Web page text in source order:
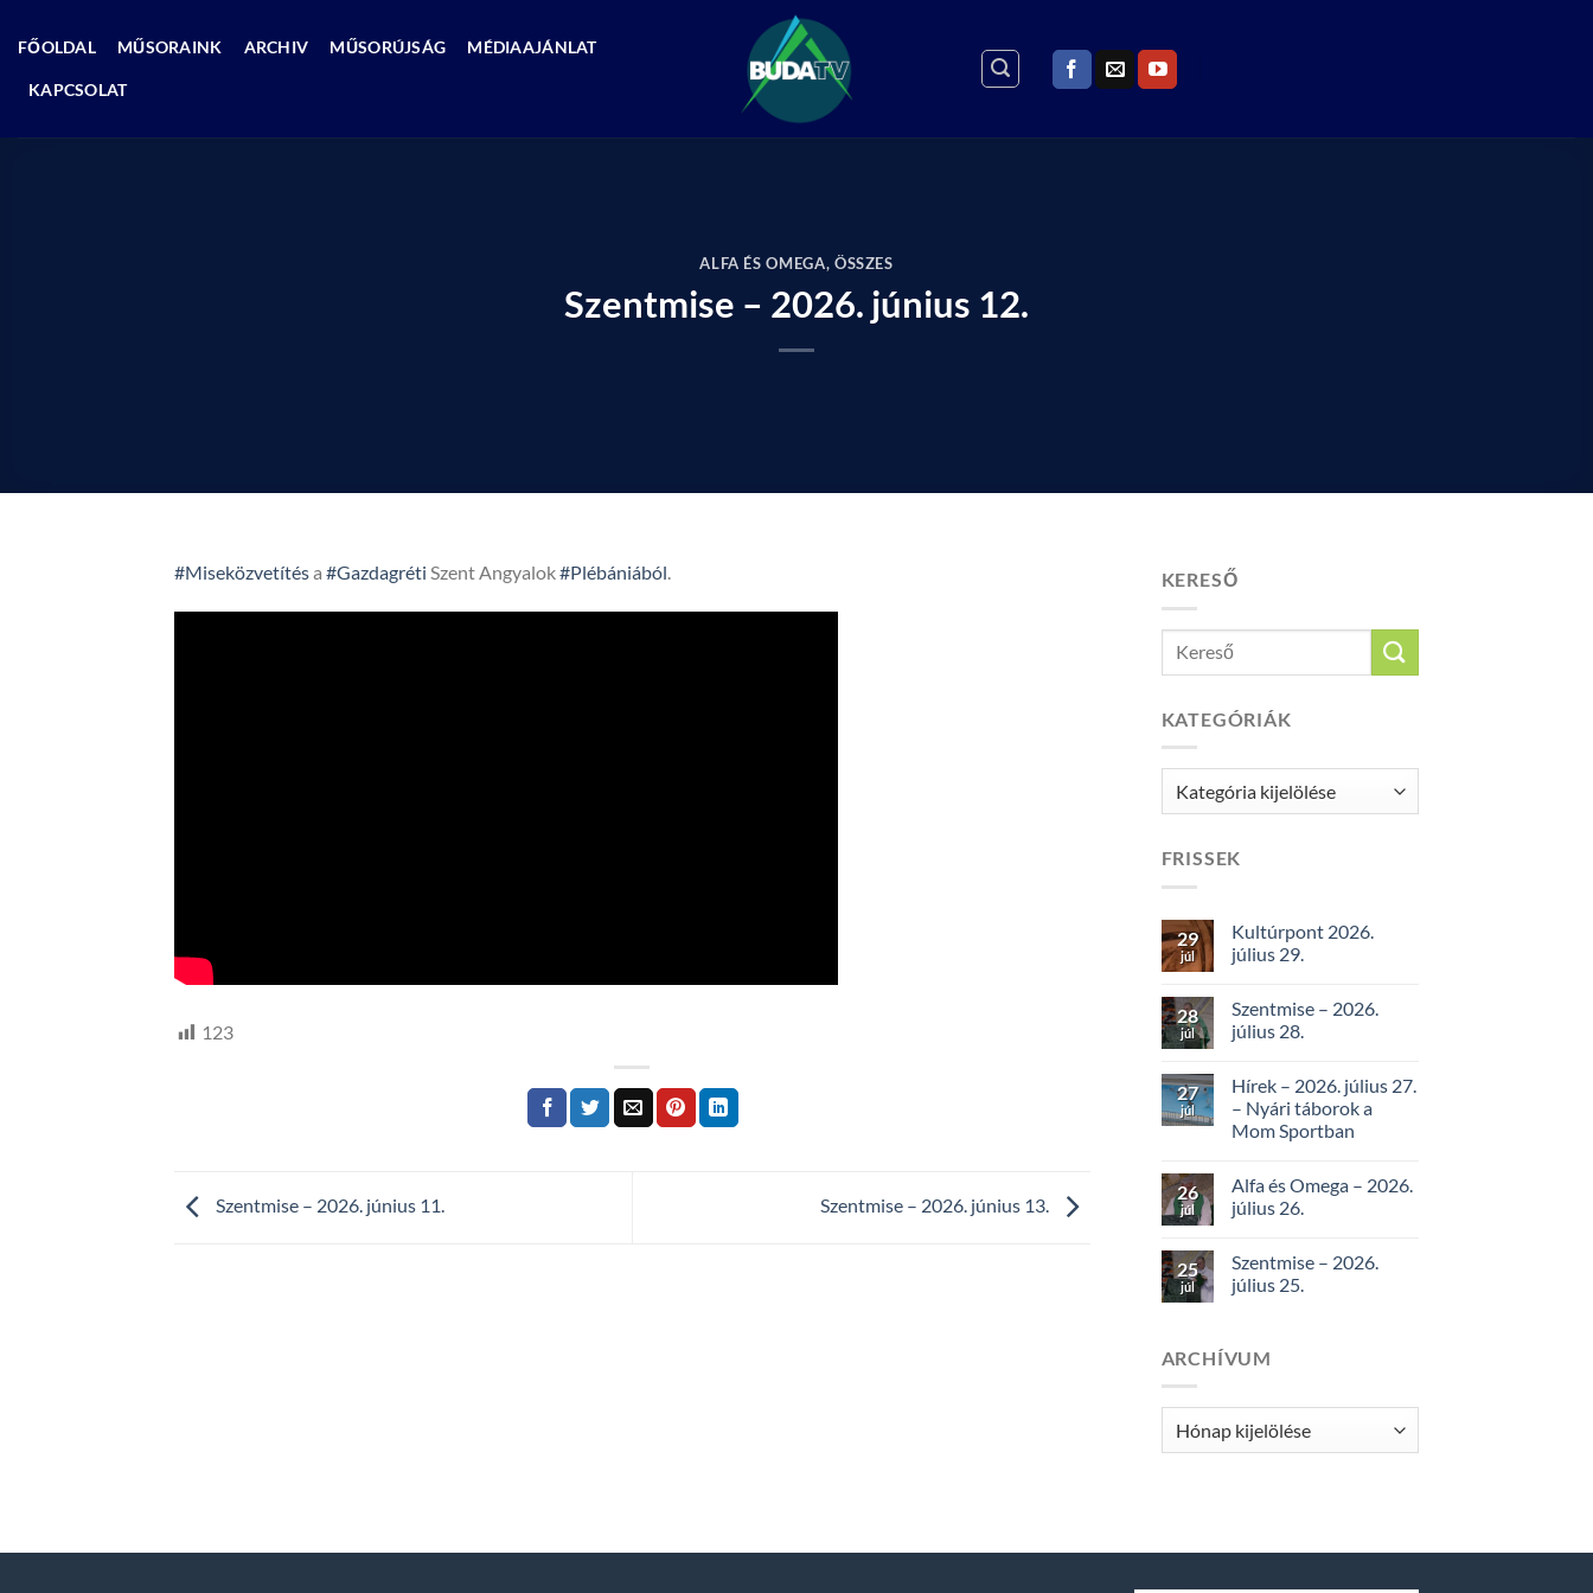
FŐOLDAL MŰSORAINK ARCHIV MŰSORÚJSÁG MÉDIAAJÁNLAT
KAPCSOLAT
ALFA ÉS OMEGA, ÖSSZES
Szentmise – 2026. június 12.
#Miseközvetítésa #Gazdagréti Szent Angyalok#Plébániából.
123
Szentmise – 2026. június 11. Szentmise – 2026. június 13.
KERESŐ
KATEGÓRIÁK
Kategóriák
FRISSEK
29
júl
Kultúrpont 2026.
július 29.
28
júl
Szentmise – 2026.
július 28.
27
júl
Hírek – 2026. július 27.
– Nyári táborok a
Mom Sportban
26
júl
Alfa és Omega – 2026.
július 26.
25
júl
Szentmise – 2026.
július 25.
ARCHÍVUM
Archívum